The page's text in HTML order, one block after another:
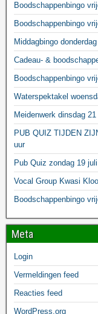
Boodschappenbingo
Boodschappenbingo
Middagbingo
Cadeau- &
Boodschappenbingo
Waterspektakel
Meidenwerk dinsdag 21
PUB QUIZ TIJDEN
uur
Pub Quiz zondag 19 juli
Vocal Group Kwasi
Boodschappenbingo
Meta
Login
Vermeldingen feed
Reacties feed
WordPress.org